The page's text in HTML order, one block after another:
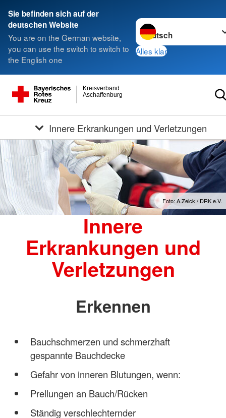
Sie befinden sich auf der
deutschen Website
You are on the German website,
you can use the switch to switch to
the English one
Sprache wechseln zu
Alles klar
Aschaffenburg
Kreisverband
Innere Erkrankungen und Verletzungen
Foto: A.Zelck / DRK e.V.
Innere
Erkrankungen und
Verletzungen
Erkennen
Bauchschmerzen und schmerzhaft
gespannte Bauchdecke
Gefahr von inneren Blutungen, wenn:
Prellungen an Bauch/Rücken
Ständig verschlechternder